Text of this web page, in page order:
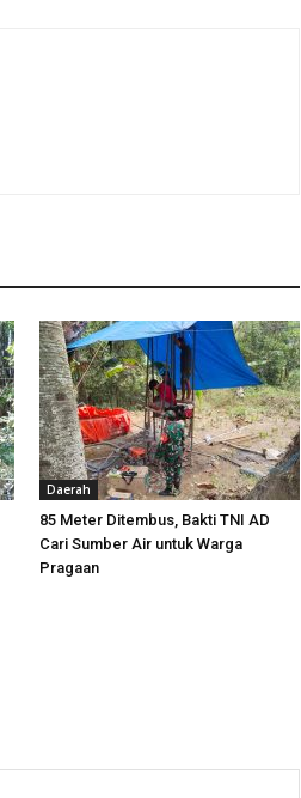
Daerah
85 Meter Ditembus, Bakti TNI AD
Cari Sumber Air untuk Warga
Pragaan